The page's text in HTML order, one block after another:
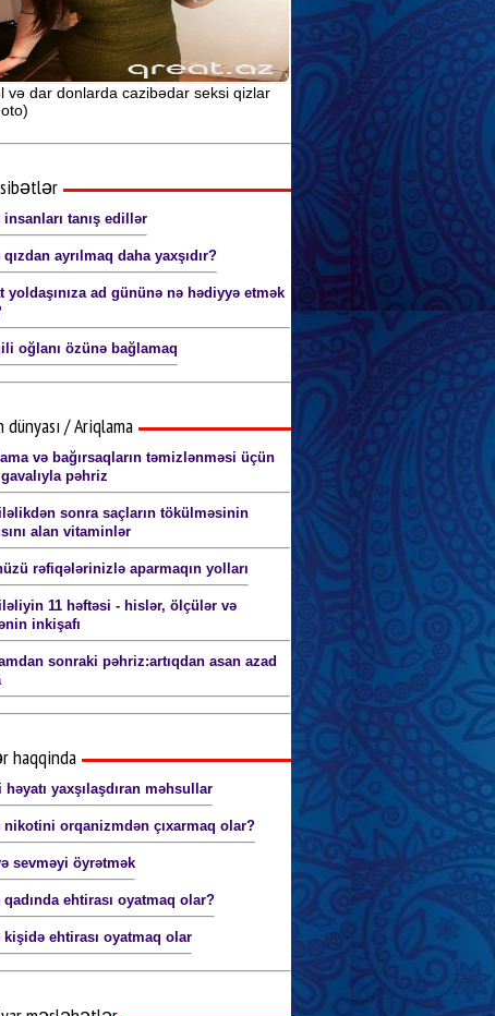
Anal seks pozaları (şəkillərlə) 18+
və dar donlarda cazibədar seksi qizlar
insanları tanış edillər
qızdan ayrılmaq daha yaxşıdır?
yoldaşınıza ad gününə nə hədiyyə etmək
oğlanı özünə bağlamaq
dünyası / Ariqlama
və bağırsaqların təmizlənməsi üçün
pəhriz
sonra saçların tökülməsinin
alan vitaminlər
rəfiqələrinizlə aparmaqın yolları
11 həftəsi - hislər, ölçülər və
inkişafı
sonraki pəhriz:artıqdan asan azad
haqqinda
həyatı yaxşılaşdıran məhsullar
nikotini orqanizmdən çıxarmaq olar?
sevməyi öyrətmək
qadında ehtirası oyatmaq olar?
kişidə ehtirası oyatmaq olar